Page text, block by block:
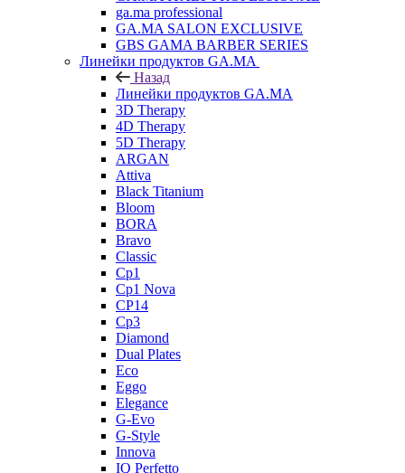
ga.ma professional
GA.MA SALON EXCLUSIVE
GBS GAMA BARBER SERIES
Линейки продуктов GA.MA
Назад
Линейки продуктов GA.MA
3D Therapy
4D Therapy
5D Therapy
ARGAN
Attiva
Black Titanium
Bloom
BORA
Bravo
Classic
Cp1
Cp1 Nova
CP14
Cp3
Diamond
Dual Plates
Eco
Eggo
Elegance
G-Evo
G-Style
Innova
IQ Perfetto